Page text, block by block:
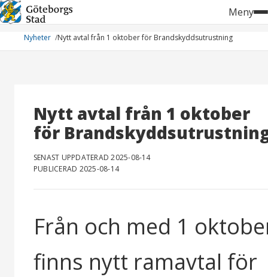
Hoppa
till
innehåll
Meny
Nyheter Nytt avtal från 1 oktober för Brandskyddsutrustning
Nytt avtal från 1 oktober
för
SENAST UPPDATERAD 2025-08-14
PUBLICERAD 2025-08-14
Från och med 1
finns nytt ramavtal för